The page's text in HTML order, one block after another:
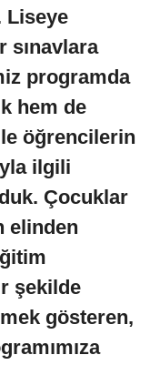
Liseye
sınavlara
programda
hem de
öğrencilerin
ilgili
Çocuklar
elinden
şekilde
gösteren,